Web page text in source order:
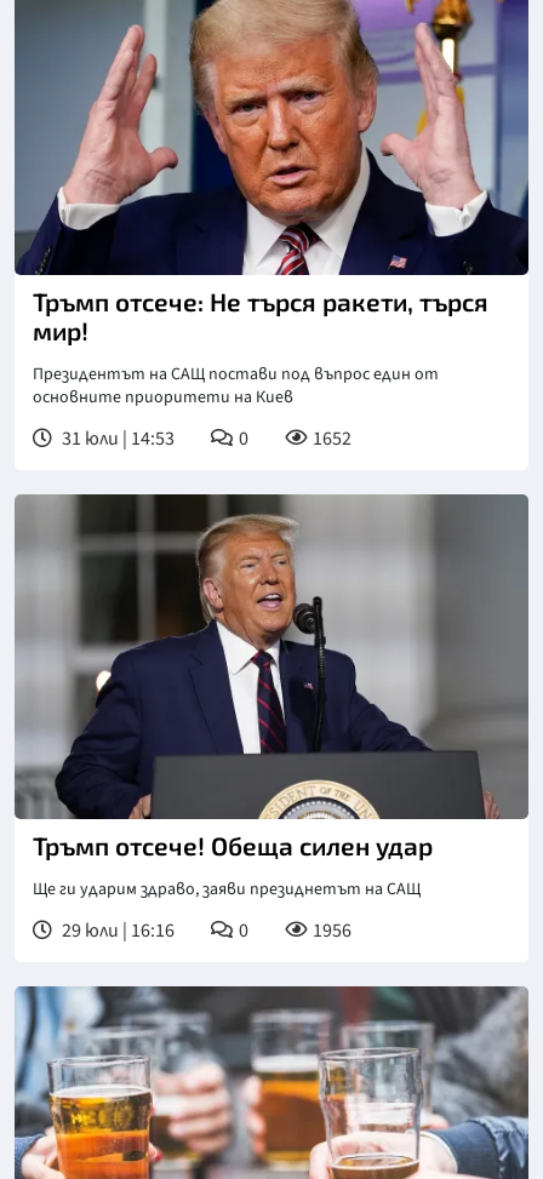
Тръмп отсече: Не търся ракети, търся
мир!
Президентът на САЩ постави под въпрос един от
основните приоритети на Киев
31 юли | 14:53 0 1652
Снимка: ЕПА/БГНЕС
Тръмп отсече! Обеща силен удар
Ще ги ударим здраво, заяви президнетът на САЩ
29 юли | 16:16 0 1956